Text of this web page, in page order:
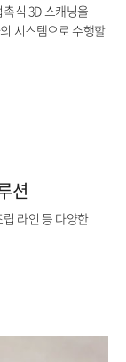
식 3D 스캐닝을
시스템으로 수행할
션
라인 등 다양한